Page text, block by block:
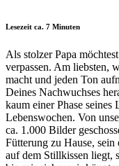
Lesezeit ca. 7 Minuten
Als stolzer Papa
verpassen. Am liebsten,
macht und jeden Ton
Deines Nachwuchses
kaum einer Phase
Lebenswochen. Von
ca. 1.000 Bilder
Fütterung zu Hause,
auf dem Stillkissen liegt,